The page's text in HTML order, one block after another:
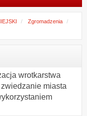
Zgromadzenia
wrotkarstwa
miasta